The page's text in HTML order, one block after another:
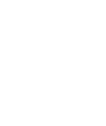
系统配置、计量仪
管理系统，满足能
时预警，为节能审
辆段、建筑楼层（
、平板、大屏为载